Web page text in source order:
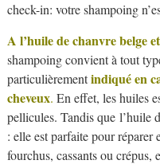
check-in: votre shampoing
A l’huile de chanvre belge
shampoing convient à tout
particulièrementindiqué en
cheveux. En effet, les huiles
pellicules. Tandis que l’huile
: elle est parfaite pour réparer
fourchus, cassants ou crépus,